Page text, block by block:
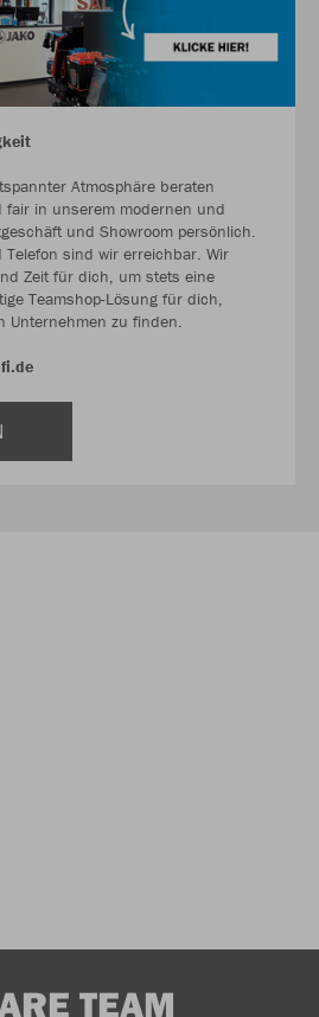
Atmosphäre beraten
in unserem modernen und
und Showroom persönlich.
sind wir erreichbar. Wir
Zeit für dich, um stets eine
Teamshop-Lösung für dich,
Unternehmen zu finden.
TEAM